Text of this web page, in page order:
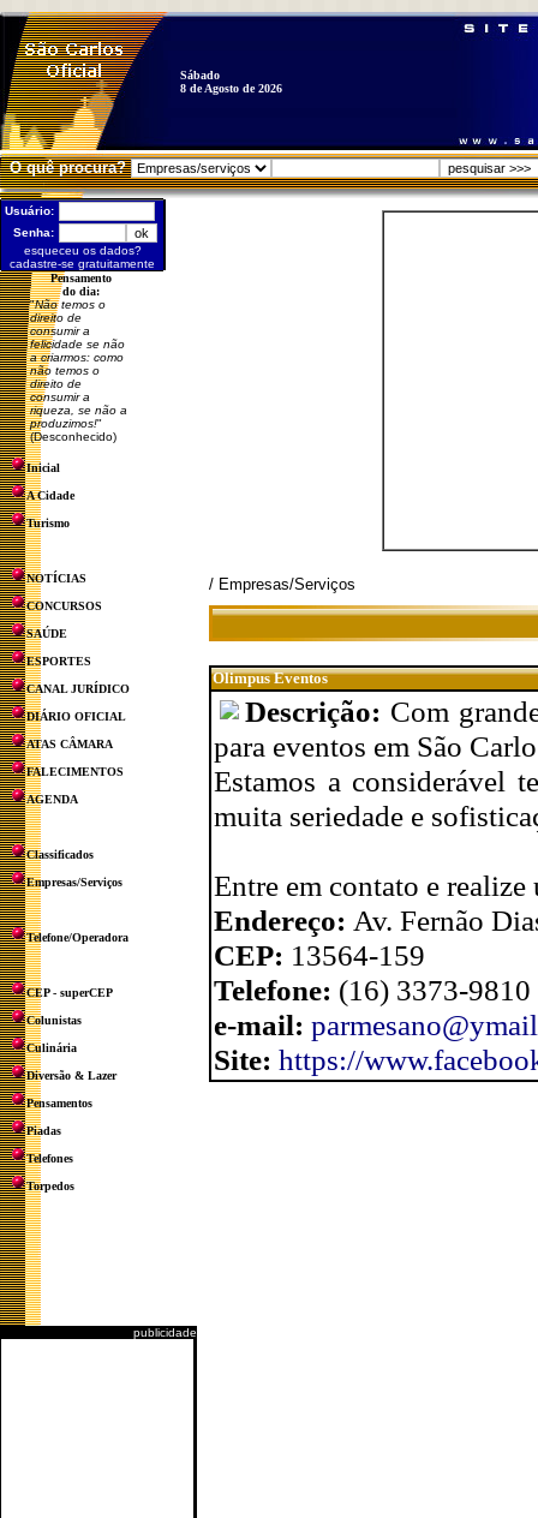
Sábado
8 de Agosto de 2026
O quê procura?
Usuário:
Senha:
esqueceu os dados?
cadastre-se gratuitamente
Pensamento
do dia:
"Não temos o
direito de
consumir a
felicidade se não
a criarmos: como
não temos o
direito de
consumir a
riqueza, se não a
produzimos!"
(Desconhecido)
Inicial
A Cidade
Turismo
NOTÍCIAS
CONCURSOS
SAÚDE
ESPORTES
CANAL JURÍDICO
DIÁRIO OFICIAL
ATAS CÂMARA
FALECIMENTOS
AGENDA
Classificados
Empresas/Serviços
Telefone/Operadora
CEP - superCEP
Colunistas
Culinária
Diversão & Lazer
Pensamentos
Piadas
Telefones
Torpedos
publicidade
/ Empresas/Serviços
Olimpus Eventos
Descrição: Com
para eventos em São
Estamos a considerável
muita seriedade e
Entre em contato e
Endereço: Av. Fernão
CEP: 13564-159
Telefone: (16) 3373-
e-mail:
Site: https://